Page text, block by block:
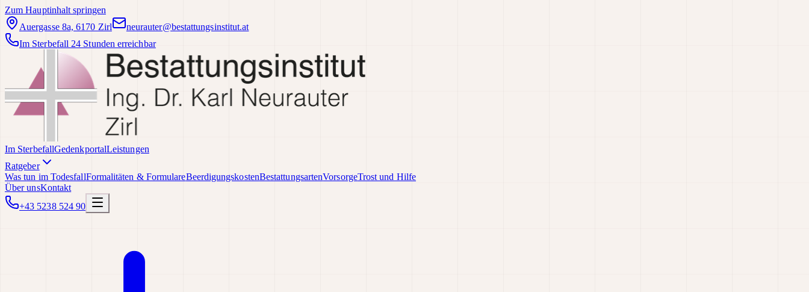
Zum Hauptinhalt springen
Auergasse 8a, 6170 Zirl
neurauter@bestattungsinstitut.at
Im Sterbefall 24 Stunden erreichbar
Im SterbefallGedenkportalLeistungen
Ratgeber
Was tun im TodesfallFormalitäten & FormulareBeerdigungskostenBestattungsartenVorsorgeTrost und Hilfe
Über unsKontakt
+43 5238 524 90